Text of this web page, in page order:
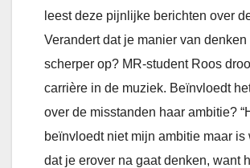
leest deze pijnlijke berichten over
Verandert dat je manier van denken
scherper op? MR-student Roos
carrière in de muziek. Beïnvloedt
over de misstanden haar ambitie?
beïnvloedt niet mijn ambitie maar is
dat je erover na gaat denken, want